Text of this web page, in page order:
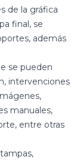
de la gráfica
final, se
además
se pueden
intervenciones
manuales,
entre otras
,